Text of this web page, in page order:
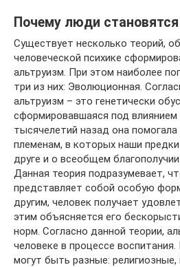
Почему люди
Существует несколько теорий,
человеческой психике
альтруизм. При этом наиболее
три из них: Эволюционная.
альтруизм – это генетически
сформировавшаяся под
тысячелетий назад она
племенам, в которых наши
друге и о всеобщем
Данная теория подразумевает,
представляет собой особую
другим, человек получает
этим объясняется его
норм. Согласно данной теории,
человеке в процессе
могут быть разные: религиозные,